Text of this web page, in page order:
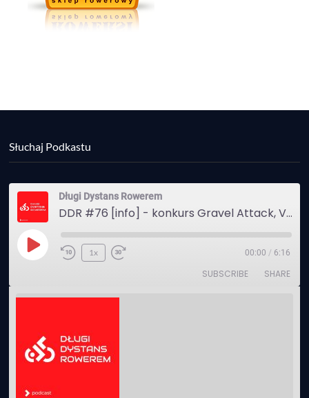
Słuchaj Podkastu
Długi Dystans Rowerem
DDR #76 [info] - konkurs Gravel Attack, Varmia Gravel, Bike Expo, Inspire India Ultra Race
Play
1x 00:00 / 6:16
SUBSCRIBE SHARE